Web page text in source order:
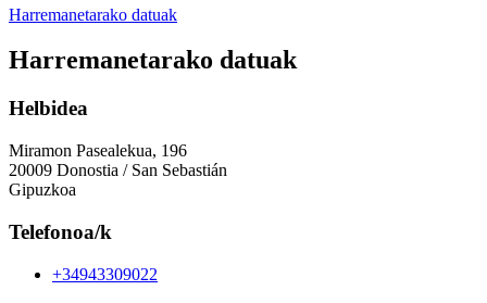
Harremanetarako datuak
Harremanetarako datuak
Helbidea
Miramon Pasealekua, 196
20009 Donostia / San Sebastián
Gipuzkoa
Telefonoa/k
+34943309022